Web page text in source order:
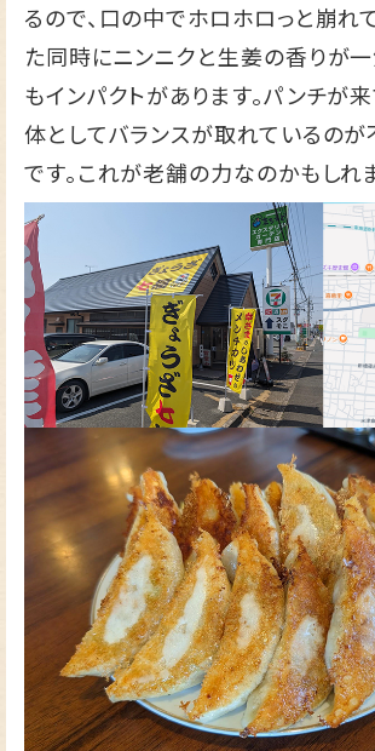
るので、口の中でホロホロっと崩れ
た同時にニンニクと生姜の香りが
もインパクトがあります。パンチが
体としてバランスが取れているの
です。これが老舗の力なのかもしれ